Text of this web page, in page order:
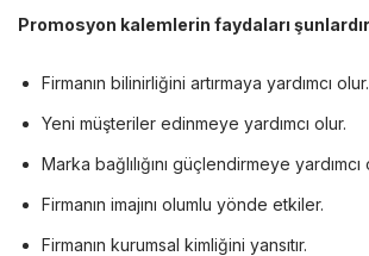
Promosyon kalemlerin faydaları
Firmanın bilinirliğini artırmaya yardımcı olur.
Yeni müşteriler edinmeye yardımcı olur.
Marka bağlılığını güçlendirmeye yardımcı
Firmanın imajını olumlu yönde etkiler.
Firmanın kurumsal kimliğini yansıtır.